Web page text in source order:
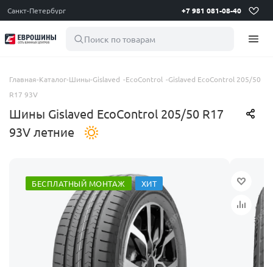
Санкт-Петербург +7 981 081-08-40
Поиск по товарам
Главная-Каталог-Шины-Gislaved -EcoControl -Gislaved EcoControl 205/50
R17 93V
Шины Gislaved EcoControl 205/50 R17
93V летние
БЕСПЛАТНЫЙ МОНТАЖ ХИТ